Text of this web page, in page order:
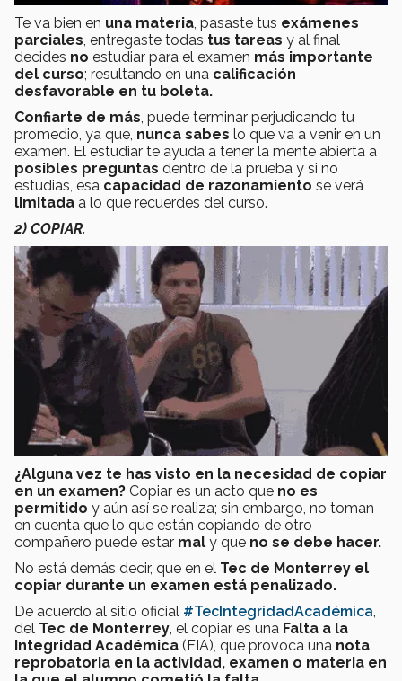
Te va bien en una materia, pasaste tus exámenes
parciales, entregaste todas tus tareas y al final
decides no estudiar para el examen más importante
del curso; resultando en una calificación
desfavorable en tu boleta.
Confiarte de más, puede terminar perjudicando tu
promedio, ya que, nunca sabes lo que va a venir en un
examen. El estudiar te ayuda a tener la mente abierta a
posibles preguntas dentro de la prueba y si no
estudias, esa capacidad de razonamiento se verá
limitada a lo que recuerdes del curso.
2) COPIAR.
¿Alguna vez te has visto en la necesidad de copiar
en un examen? Copiar es un acto que no es
permitido y aún así se realiza; sin embargo, no toman
en cuenta que lo que están copiando de otro
compañero puede estar mal y que no se debe hacer.
No está demás decir, que en el Tec de Monterrey el
copiar durante un examen está penalizado.
De acuerdo al sitio oficial #TecIntegridadAcadémica,
del Tec de Monterrey, el copiar es una Falta a la
Integridad Académica (FIA), que provoca una nota
reprobatoria en la actividad, examen o materia en